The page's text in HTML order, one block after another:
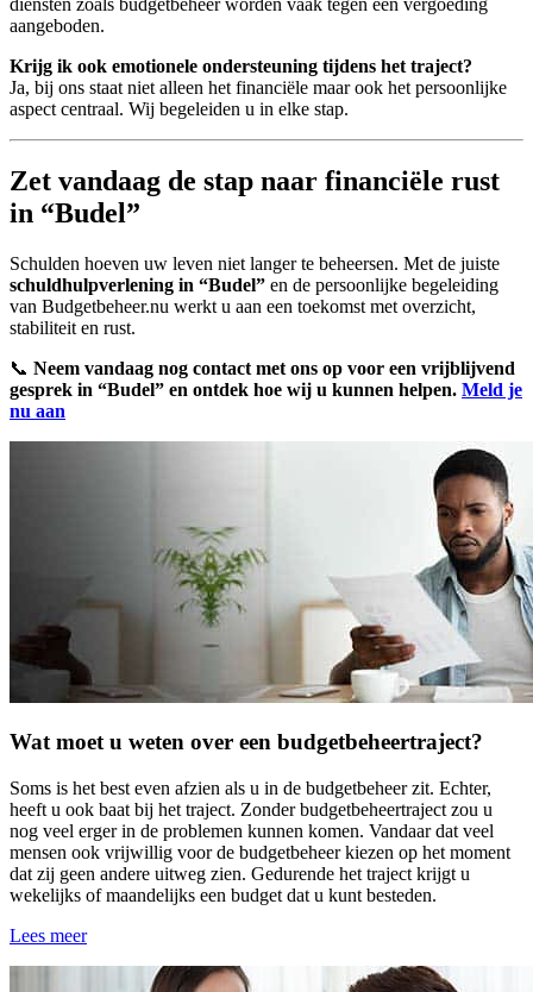
aangeboden.
Krijg ik ook emotionele ondersteuning tijdens het traject?
Ja, bij ons staat niet alleen het financiële maar ook het persoonlijke
aspect centraal. Wij begeleiden u in elke stap.
Zet vandaag de stap naar financiële rust
in “Budel”
Schulden hoeven uw leven niet langer te beheersen. Met de juiste
schuldhulpverlening in “Budel” en de persoonlijke begeleiding
van Budgetbeheer.nu werkt u aan een toekomst met overzicht,
stabiliteit en rust.
📞 Neem vandaag nog contact met ons op voor een vrijblijvend
gesprek in “Budel” en ontdek hoe wij u kunnen helpen. Meld je
nu aan
Wat moet u weten over een budgetbeheertraject?
Soms is het best even afzien als u in de budgetbeheer zit. Echter,
heeft u ook baat bij het traject. Zonder budgetbeheertraject zou u
nog veel erger in de problemen kunnen komen. Vandaar dat veel
mensen ook vrijwillig voor de budgetbeheer kiezen op het moment
dat zij geen andere uitweg zien. Gedurende het traject krijgt u
wekelijks of maandelijks een budget dat u kunt besteden.
Lees meer